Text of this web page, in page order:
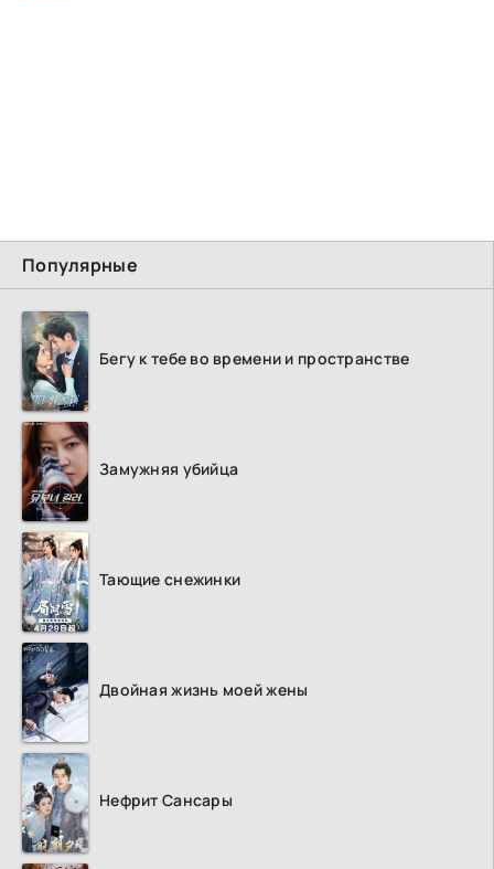
Популярные
Бегу к тебе во времени и пространстве
Замужняя убийца
Тающие снежинки
Двойная жизнь моей жены
Нефрит Сансары